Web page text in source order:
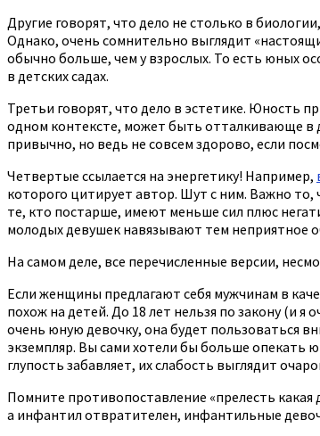
Другие говорят, что дело не столько в
Однако, очень сомнительно выглядит
обычно больше, чем у взрослых. То есть юных
в детских садах.
Третьи говорят, что дело в эстетике. Юность
одном контексте, может быть отталкивающе в
привычно, но ведь не совсем здорово, если
Четвертые ссылается на энергетику! Например,
которого цитирует автор. Шут с ним. Важно
те, кто постарше, имеют меньше сил плюс
молодых девушек навязывают тем неприятное
На самом деле, все перечисленные версии,
Если женщины предлагают себя мужчинам в
похож на детей. До 18 лет нельзя по закону (и
очень юную девочку, она будет пользоваться
экземпляр. Вы сами хотели бы больше опекать
глупость забавляет, их слабость выглядит
Помните противопоставление «прелесть какая
а инфантил отвратителен, инфантильные